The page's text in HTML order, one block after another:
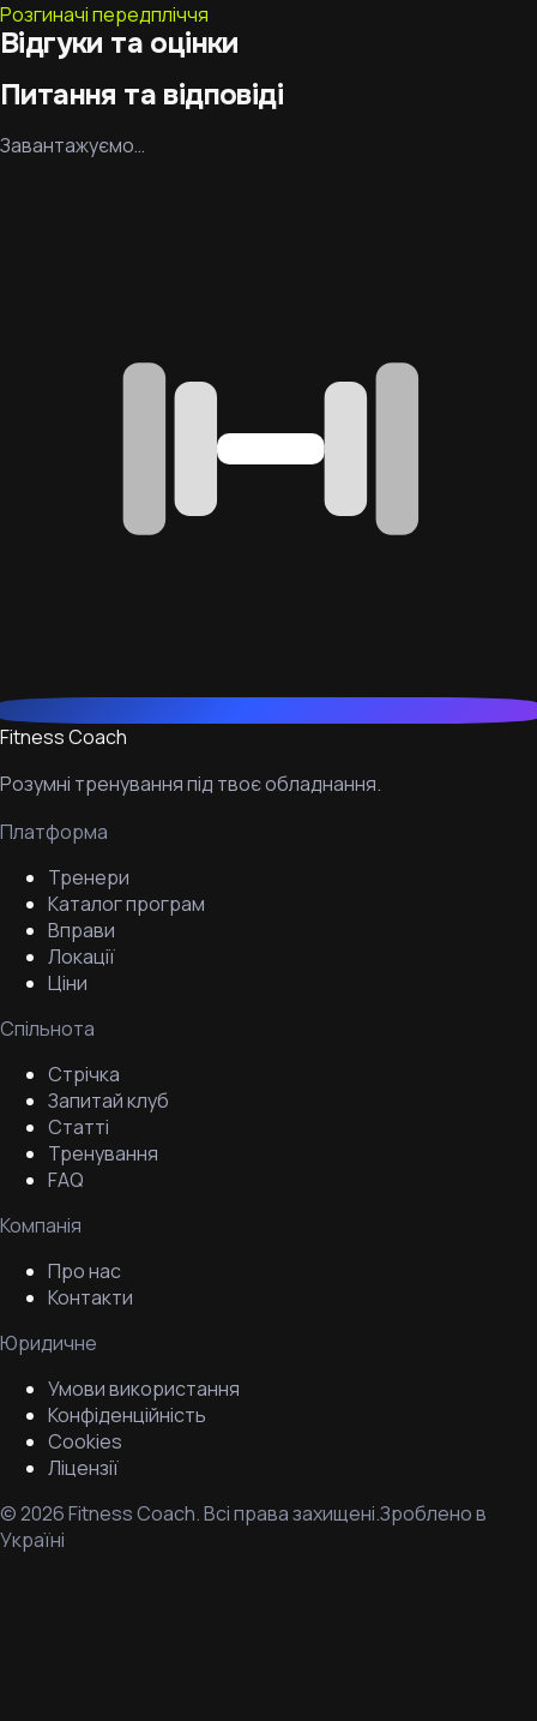
Розгиначі передпліччя
Відгуки та оцінки
Питання та відповіді
Завантажуємо…
Fitness Coach
Розумні тренування під твоє обладнання.
Платформа
Тренери
Каталог програм
Вправи
Локації
Ціни
Спільнота
Стрічка
Запитай клуб
Статті
Тренування
FAQ
Компанія
Про нас
Контакти
Юридичне
Умови використання
Конфіденційність
Cookies
Ліцензії
©2026Fitness Coach.Всі права захищені.Зроблено в
Україні